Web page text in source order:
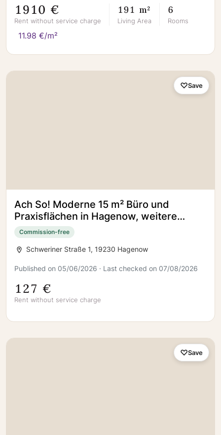
1910 €
Rent without service charge
191 m²
Living Area
6
Rooms
11.98 €/m²
Ach So! Moderne 15 m² Büro und
Praxisflächen in Hagenow, weitere
Flächen im Hause
Commission-free
Schweriner Straße 1, 19230 Hagenow
Published on 05/06/2026 · Last checked on 07/08/2026
127 €
Rent without service charge
Save
Save